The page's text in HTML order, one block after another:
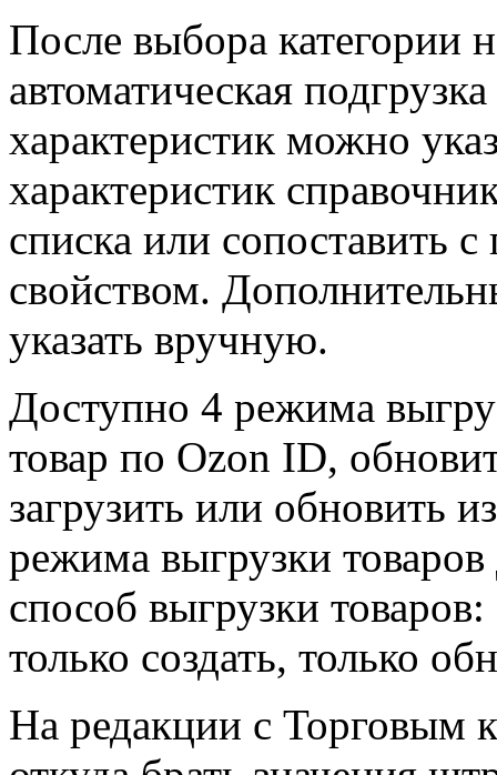
После выбора категории
автоматическая
характеристик можно
характеристик
списка или сопоставить
свойством.
указать вручную.
Доступно 4 режима
товар по Ozon ID,
загрузить или обновить
режима выгрузки
способ выгрузки
только создать, только
На редакции с Торговым